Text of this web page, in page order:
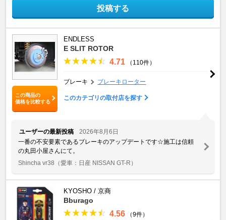
投稿する
この商品の
価格を比較する
ENDLESS
E SLIT ROTOR
4.71 （110件）
ブレーキ ブレーキローター
このカテゴリの取付店を探す
ユーザーの最新投稿
2026年8月6日
一番の不安要素であるブレーキのアップデートです☆施工は信頼
の丸田小屋さんにて。
Shincha vr38 （愛車：日産 NISSAN GT-R）
KYOSHO / 京商
Bburago
4.56
（9件）